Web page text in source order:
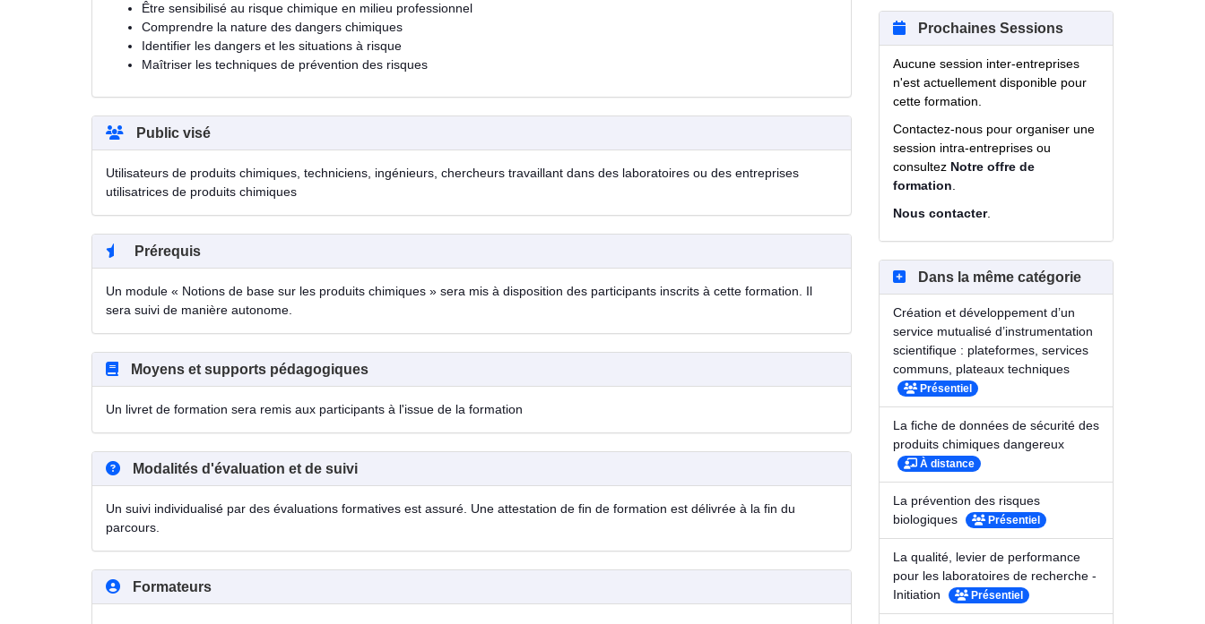
Être sensibilisé au risque chimique en milieu professionnel
Comprendre la nature des dangers chimiques
Identifier les dangers et les situations à risque
Maîtriser les techniques de prévention des risques
Public visé
Utilisateurs de produits chimiques, techniciens, ingénieurs, chercheurs travaillant dans des laboratoires ou des entreprises
utilisatrices de produits chimiques
Prérequis
Un module « Notions de base sur les produits chimiques » sera mis à disposition des participants inscrits à cette formation. Il
sera suivi de manière autonome.
Moyens et supports pédagogiques
Un livret de formation sera remis aux participants à l'issue de la formation
Modalités d'évaluation et de suivi
Un suivi individualisé par des évaluations formatives est assuré. Une attestation de fin de formation est délivrée à la fin du
parcours.
Formateurs
Prochaines Sessions
Aucune session inter-entreprises
n'est actuellement disponible pour
cette formation.
Contactez-nous pour organiser une
session intra-entreprises ou
consultez Notre offre de
formation
Nous contacter.
Dans la même catégorie
Création et développement d’un
service mutualisé d’instrumentation
scientifique : plateformes, services
communs, plateaux techniques
Présentiel
La fiche de données de sécurité des
produits chimiques dangereux
À distance
La prévention des risques
biologiques
Présentiel
La qualité, levier de performance
pour les laboratoires de recherche -
Initiation
Présentiel